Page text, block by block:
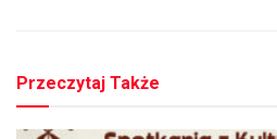
Przeczytaj Także